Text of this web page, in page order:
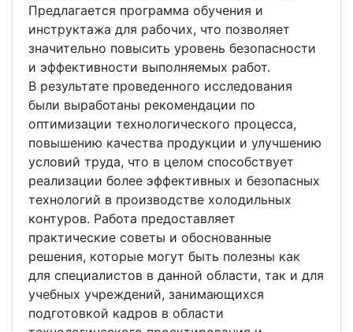
Предлагается программа обучения и
инструктажа для рабочих, что позволяет
значительно повысить уровень безопасности
и эффективности выполняемых работ.
В результате проведенного исследования
были выработаны рекомендации по
оптимизации технологического процесса,
повышению качества продукции и улучшению
условий труда, что в целом способствует
реализации более эффективных и безопасных
технологий в производстве холодильных
контуров. Работа предоставляет
практические советы и обоснованные
решения, которые могут быть полезны как
для специалистов в данной области, так и для
учебных учреждений, занимающихся
подготовкой кадров в области